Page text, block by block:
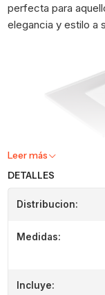
perfecta para
elegancia y estilo a
Leer más
DETALLES
Distribucion:
Medidas:
Incluye: